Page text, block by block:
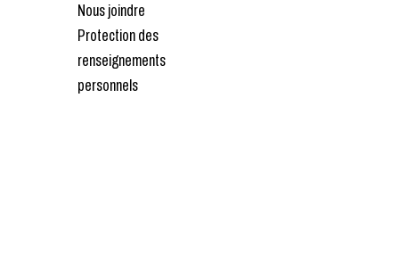
Nous joindre
Protection des
renseignements
personnels